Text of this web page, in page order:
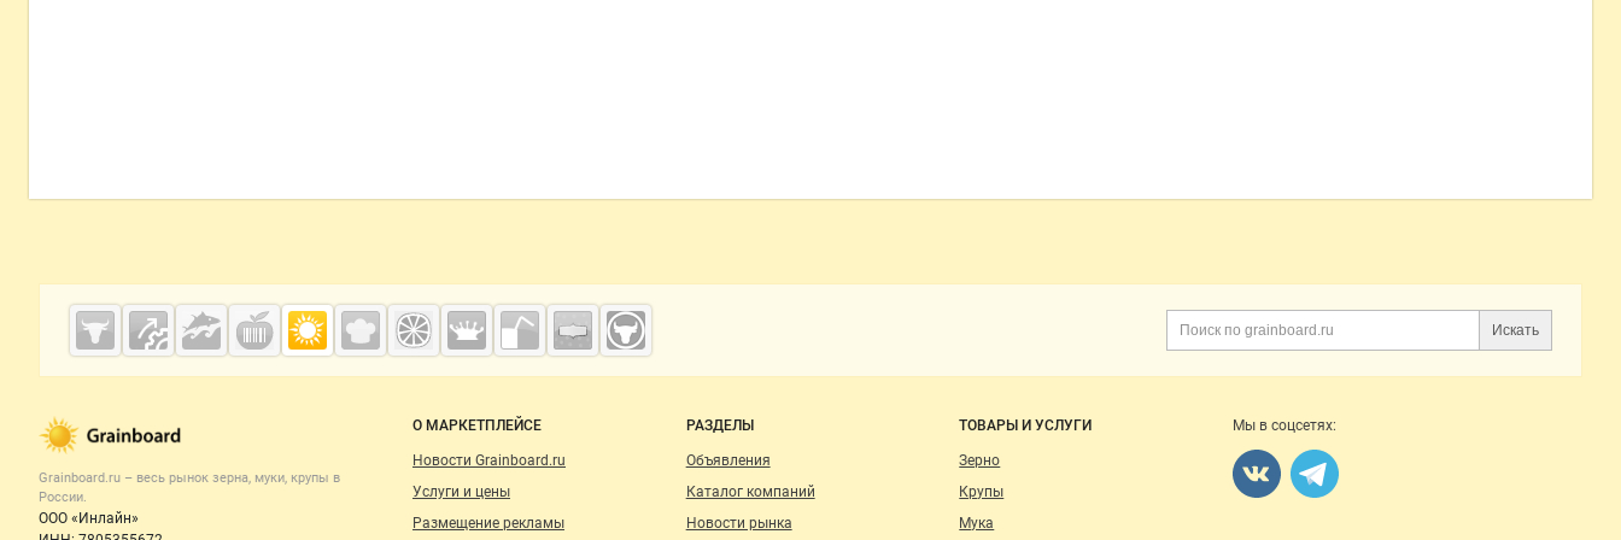
Искать
Grainboard.ru
Grainboard.ru – весь рынок зерна, муки, крупы в
России.
ООО «Инлайн»
О МАРКЕТПЛЕЙСЕ
Новости Grainboard.ru
Услуги и цены
Размещение рекламы
РАЗДЕЛЫ
Объявления
Каталог компаний
Новости рынка
ТОВАРЫ И УСЛУГИ
Зерно
Крупы
Мука
Мы в соцсетях: